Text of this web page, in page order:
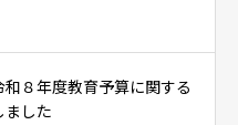
８年度教育予算に関する
ました